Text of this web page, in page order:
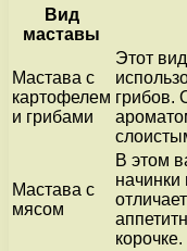
Вид
маставы
Мастава с
картофелем
и грибами
Этот
грибов.
Мастава с
мясом
В этом
корочке.